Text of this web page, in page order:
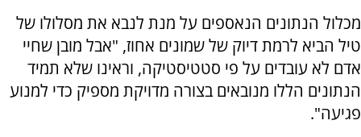
מכלול הנתונים הנאספים על מנת לנבא את מסלולו של
טיל הביא לרמת דיוק של שמונים אחוז, "אבל מובן שחיי
אדם לא עובדים על פי סטטיסטיקה, וראינו שלא תמיד
הנתונים הללו מנובאים בצורה מדויקת מספיק כדי למנוע
פגיעה".